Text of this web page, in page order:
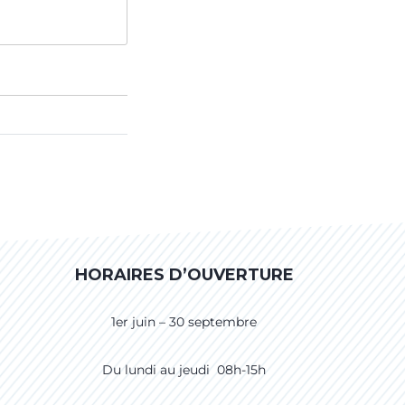
HORAIRES D’OUVERTURE
1er juin – 30 septembre
Du lundi au jeudi 08h-15h